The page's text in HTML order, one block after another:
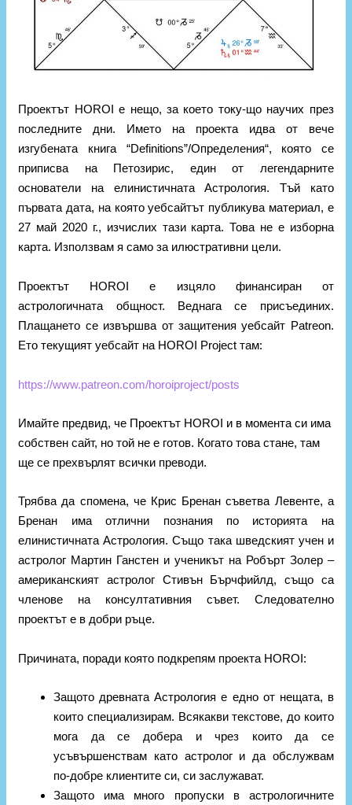
Проектът HOROI е нещо, за което току-що научих през
последните дни. Името на проекта идва от вече
изгубената книга “Definitions”/Определения“, която се
приписва на Петозирис, един от легендарните
основатели на елинистичната Астрология. Тъй като
първата дата, на която уебсайтът публикува материал, е
27 май 2020 г., изчислих тази карта. Това не е изборна
карта. Използвам я само за илюстративни цели.
Проектът HOROI е изцяло финансиран от
астрологичната общност. Веднага се присъединих.
Плащането се извършва от защитения уебсайт Patreon.
Ето текущият уебсайт на HOROI Project там:
https://www.patreon.com/horoiproject/posts
Имайте предвид, че Проектът HOROI и в момента си има
собствен сайт, но той не е готов. Когато това стане, там
ще се прехвърлят всички преводи.
Трябва да спомена, че Крис Бренан съветва Левенте, а
Бренан има отлични познания по историята на
елинистичната Астрология. Също така шведският учен и
астролог Мартин Ганстен и ученикът на Робърт Золер –
американският астролог Стивън Бърчфийлд, също са
членове на консултативния съвет. Следователно
проектът е в добри ръце.
Причината, поради която подкрепям проекта HOROI:
Защото древната Астрология е едно от нещата, в
които специализирам. Всякакви текстове, до които
мога да се добера и чрез които да се
усъвършенствам като астролог и да обслужвам
по-добре клиентите си, си заслужават.
Защото има много пропуски в астрологичните